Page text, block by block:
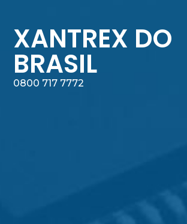
XANTREX DO
BRASIL
0800 717 7772​